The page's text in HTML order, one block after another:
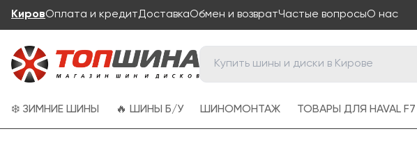
КировОплата и кредитДоставкаОбмен и возвратЧастые вопросыО нас
❄️ ЗИМНИЕ ШИНЫ 🔥 ШИНЫ Б/У ШИНОМОНТАЖ ТОВАРЫ ДЛЯ HAVAL F7